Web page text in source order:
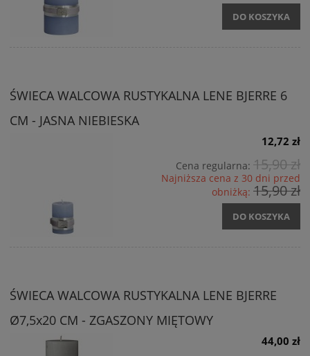
DO KOSZYKA
ŚWIECA WALCOWA RUSTYKALNA LENE BJERRE 6
CM - JASNA NIEBIESKA
12,72 zł
Cena regularna: 15,90 zł
Najniższa cena z 30 dni przed
obniżką: 15,90 zł
DO KOSZYKA
ŚWIECA WALCOWA RUSTYKALNA LENE BJERRE
Ø7,5x20 CM - ZGASZONY MIĘTOWY
44,00 zł